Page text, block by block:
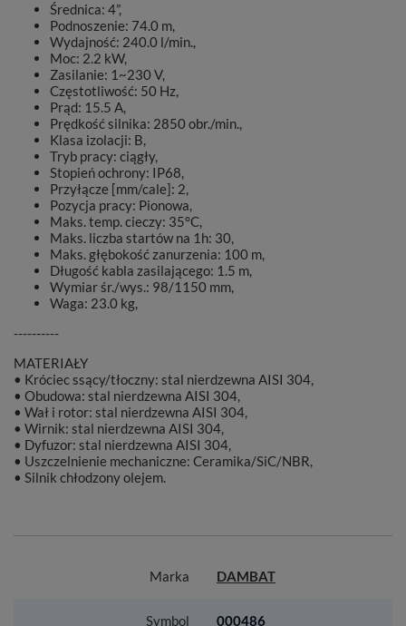
Średnica: 4”,
Podnoszenie: 74.0 m,
Wydajność: 240.0 l/min.,
Moc: 2.2 kW,
Zasilanie: 1~230 V,
Częstotliwość: 50 Hz,
Prąd: 15.5 A,
Prędkość silnika: 2850 obr./min.,
Klasa izolacji: B,
Tryb pracy: ciągły,
Stopień ochrony: IP68,
Przyłącze [mm/cale]: 2,
Pozycja pracy: Pionowa,
Maks. temp. cieczy: 35°C,
Maks. liczba startów na 1h: 30,
Maks. głębokość zanurzenia: 100 m,
Długość kabla zasilającego: 1.5 m,
Wymiar śr./wys.: 98/1150 mm,
Waga: 23.0 kg,
----------
MATERIAŁY
• Króciec ssący/tłoczny: stal nierdzewna AISI 304,
• Obudowa: stal nierdzewna AISI 304,
• Wał i rotor: stal nierdzewna AISI 304,
• Wirnik: stal nierdzewna AISI 304,
• Dyfuzor: stal nierdzewna AISI 304,
• Uszczelnienie mechaniczne: Ceramika/SiC/NBR,
• Silnik chłodzony olejem.
Marka DAMBAT
Symbol 000486